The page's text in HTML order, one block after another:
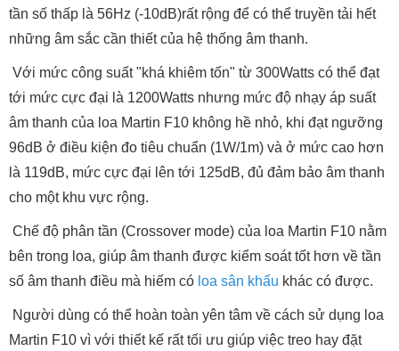
tần số thấp là 56Hz (-10dB)rất rộng để có thể truyền tải hết
những âm sắc cần thiết của hệ thống âm thanh.
Với mức công suất "khá khiêm tốn" từ 300Watts có thể đạt
tới mức cực đại là 1200Watts nhưng mức độ nhạy áp suất
âm thanh của loa Martin F10 không hề nhỏ, khi đạt ngưỡng
96dB ở điều kiện đo tiêu chuẩn (1W/1m) và ở mức cao hơn
là 119dB, mức cực đại lên tới 125dB, đủ đảm bảo âm thanh
cho một khu vực rộng.
Chế độ phân tần (Crossover mode) của loa Martin F10 nằm
bên trong loa, giúp âm thanh được kiểm soát tốt hơn về tần
số âm thanh điều mà hiếm có loa sân khấu khác có được.
Người dùng có thể hoàn toàn yên tâm về cách sử dụng loa
Martin F10 vì với thiết kế rất tối ưu giúp việc treo hay đặt